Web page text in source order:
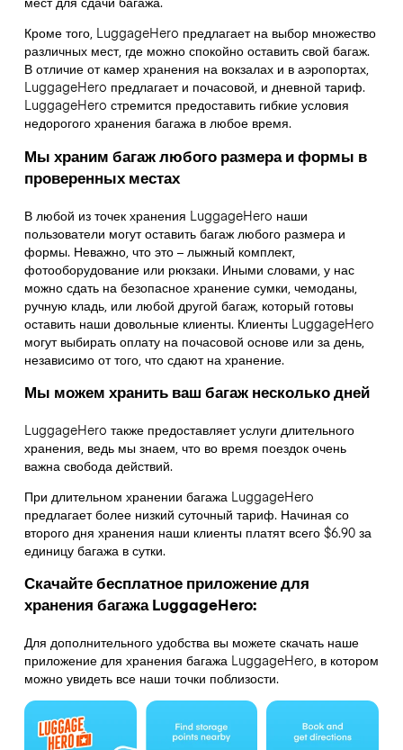
Кроме того, LuggageHero предлагает на выбор множество
различных мест, где можно спокойно оставить свой багаж.
В отличие от камер хранения на вокзалах и в аэропортах,
LuggageHero предлагает и почасовой, и дневной тариф.
LuggageHero стремится предоставить гибкие условия
недорогого хранения багажа в любое время.
Мы храним багаж любого размера и формы в
проверенных местах
В любой из точек хранения LuggageHero наши
пользователи могут оставить багаж любого размера и
формы. Неважно, что это – лыжный комплект,
фотооборудование или рюкзаки. Иными словами, у нас
можно сдать на безопасное хранение сумки, чемоданы,
ручную кладь, или любой другой багаж, который готовы
оставить наши довольные клиенты. Клиенты LuggageHero
могут выбирать оплату на почасовой основе или за день,
независимо от того, что сдают на хранение.
Мы можем хранить ваш багаж несколько дней
LuggageHero также предоставляет услуги длительного
хранения, ведь мы знаем, что во время поездок очень
важна свобода действий.
При длительном хранении багажа LuggageHero
предлагает более низкий суточный тариф. Начиная со
второго дня хранения наши клиенты платят всего $6.90 за
единицу багажа в сутки.
Скачайте бесплатное приложение для
хранения багажа LuggageHero:
Для дополнительного удобства вы можете скачать наше
приложение для хранения багажа LuggageHero, в котором
можно увидеть все наши точки поблизости.